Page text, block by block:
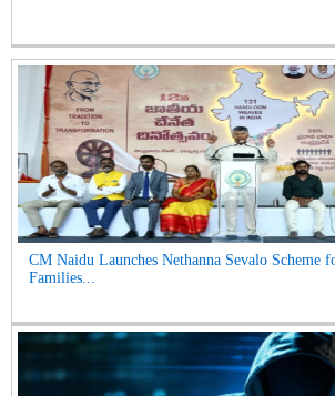
CM Naidu Launches Nethanna Sevalo Scheme
Families...